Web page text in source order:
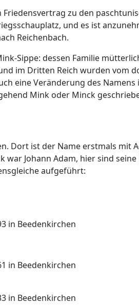
zu den
und es ist
Reichenbach.
Sippe: dessen Familie
im Dritten Reich wurden
eine Veränderung des
Mink oder Minck
ist der Name erstmals mit
Johann Adam, hier sind
aufgeführt:
in Beedenkirchen
in Beedenkirchen
in Beedenkirchen